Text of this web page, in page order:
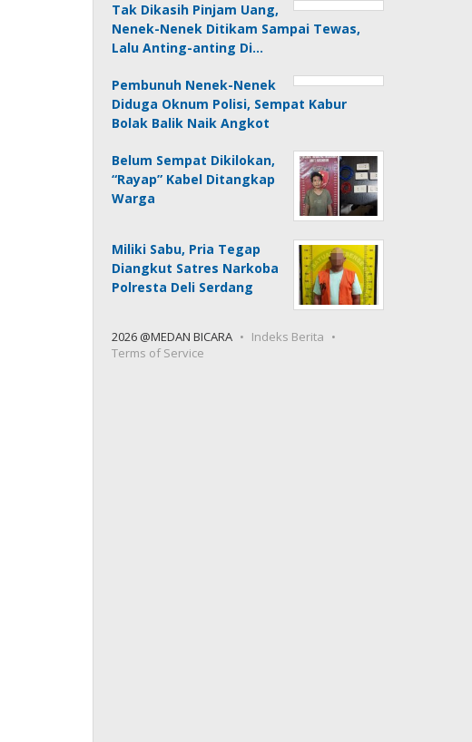
Tak Dikasih Pinjam Uang,
Nenek-Nenek Ditikam Sampai Tewas,
Lalu Anting-anting Di…
Pembunuh Nenek-Nenek
Diduga Oknum Polisi, Sempat Kabur
Bolak Balik Naik Angkot
Belum Sempat Dikilokan,
“Rayap” Kabel Ditangkap
Warga
Miliki Sabu, Pria Tegap
Diangkut Satres Narkoba
Polresta Deli Serdang
2026 @MEDAN BICARA
Indeks Berita
Terms of Service